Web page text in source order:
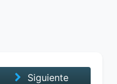
Siguiente